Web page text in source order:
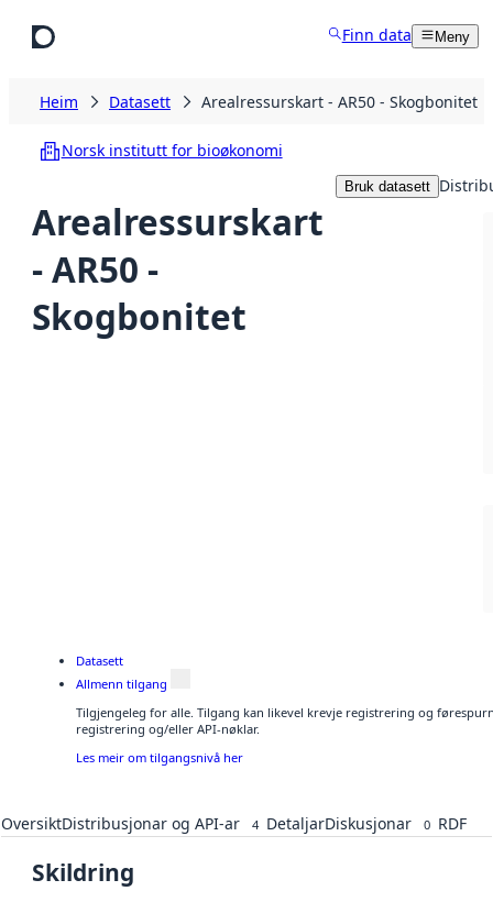
Finn data Meny
Heim Datasett Arealressurskart - AR50 - Skogbonitet
Norsk institutt for bioøkonomi
Arealressurskart
- AR50 -
Skogbonitet
Bruk datasett
Datasett
Allmenn tilgang
Tilgjengeleg for alle. Tilgang kan likevel krevje registrering og
registrering og/eller API-nøklar.
Les meir om tilgangsnivå her
OversiktDistribusjonar og API-ar 4 DetaljarDiskusjonar 0 RDF
Skildring